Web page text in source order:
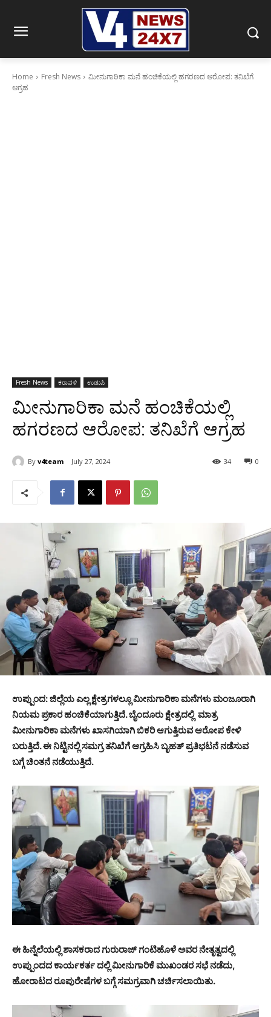
Home Fresh News
ಮೀನುಗಾರಿಕಾ ಮನೆ ಹಂಚಿಕೆಯಲ್ಲಿ ಹಗರಣದ ಆರೋಪ: ತನಿಖೆಗೆ
ಆಗ್ರಹ
Fresh News ಕರಾವಳಿ ಉಡುಪಿ
ಮೀನುಗಾರಿಕಾ ಮನೆ ಹಂಚಿಕೆಯಲ್ಲಿ
ಹಗರಣದ ಆರೋಪ: ತನಿಖೆಗೆ ಆಗ್ರಹ
By v4team July 27, 2024 0
34
ಉಪ್ಪುಂದ: ಜಿಲ್ಲೆಯ ಎಲ್ಲ ಕ್ಷೇತ್ರಗಳಲ್ಲೂ ಮೀನುಗಾರಿಕಾ ಮನೆಗಳು ಮಂಜೂರಾಗಿ
ನಿಯಮ ಪ್ರಕಾರ ಹಂಚಿಕೆಯಾಗುತ್ತಿದೆ. ಬೈಂದೂರು ಕ್ಷೇತ್ರದಲ್ಲಿ ಮಾತ್ರ
ಮೀನುಗಾರಿಕಾ ಮನೆಗಳು ಖಾಸಗಿಯಾಗಿ ಬಿಕರಿ ಆಗುತ್ತಿರುವ ಆರೋಪ‌ ಕೇಳಿ
ಬರುತ್ತಿದೆ. ಈ ನಿಟ್ಟಿನಲ್ಲಿ ಸಮಗ್ರ ತನಿಖೆಗೆ ಆಗ್ರಹಿಸಿ ಬೃಹತ್ ಪ್ರತಿಭಟನೆ ನಡೆಸುವ
ಬಗ್ಗೆ ಚಿಂತನೆ ನಡೆಯುತ್ತಿದೆ.
ಈ ಹಿನ್ನೆಲೆಯಲ್ಲಿ ಶಾಸಕರಾದ ಗುರುರಾಜ್ ಗಂಟಿಹೊಳೆ ಅವರ ನೇತೃತ್ವದಲ್ಲಿ
ಉಪ್ಪುಂದದ ಕಾರ್ಯಕರ್ತ ದಲ್ಲಿ ಮೀನುಗಾರಿಕೆ ಮುಖಂಡರ ಸಭೆ ನಡೆದು,
ಹೋರಾಟದ ರೂಪುರೇಷೆಗಳ ಬಗ್ಗೆ ಸಮಗ್ರವಾಗಿ ಚರ್ಚಿಸಲಾಯಿತು.